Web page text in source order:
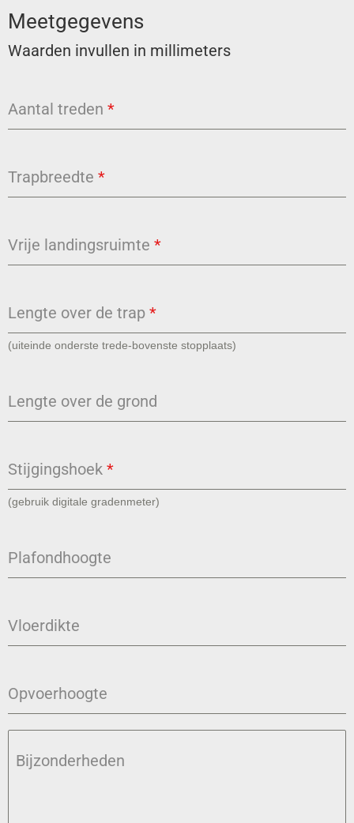
Meetgegevens
Waarden invullen in millimeters
Aantal treden *
Trapbreedte *
Vrije landingsruimte *
Lengte over de trap *
(uiteinde onderste trede-bovenste stopplaats)
Lengte over de grond
Stijgingshoek *
(gebruik digitale gradenmeter)
Plafondhoogte
Vloerdikte
Opvoerhoogte
Bijzonderheden